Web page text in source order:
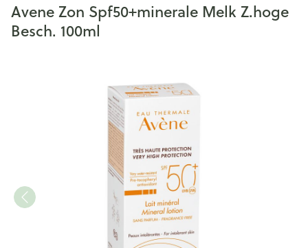
Avene Zon Spf50+minerale Melk Z.hoge
Besch. 100ml